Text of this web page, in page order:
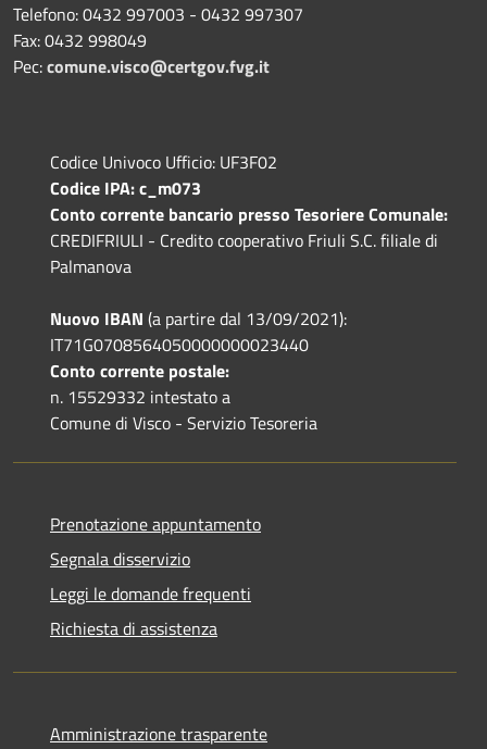
Telefono: 0432 997003 - 0432 997307
Fax: 0432 998049
Pec:comune.visco@certgov.fvg.it
Codice Univoco Ufficio: UF3F02
Codice IPA: c_m073
Conto corrente bancario presso Tesoriere Comunale:
CREDIFRIULI - Credito cooperativo Friuli S.C. filiale di
Palmanova
Nuovo IBAN (a partire dal 13/09/2021):
IT71G0708564050000000023440
Conto corrente postale:
n. 15529332 intestato a
Comune di Visco - Servizio Tesoreria
Prenotazione appuntamento
Segnala disservizio
Leggi le domande frequenti
Richiesta di assistenza
Amministrazione trasparente